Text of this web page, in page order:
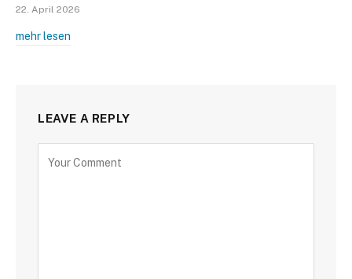
22. April 2026
mehr lesen
LEAVE A REPLY